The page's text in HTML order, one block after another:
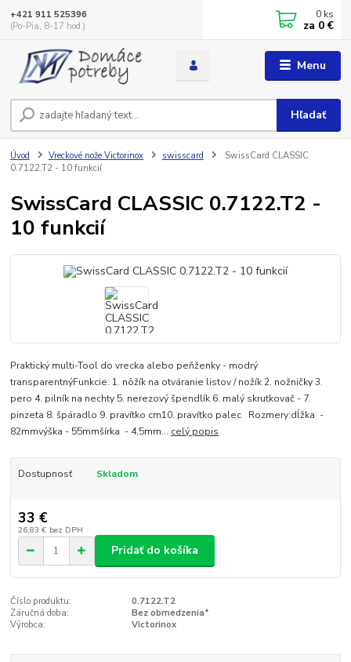
Menu
Hľadať
+421 911 525396
(Po-Pia, 8-17 hod.)
0 ks
za 0 €
Úvod Vreckové nože Victorinox swisscard
SwissCard CLASSIC
0.7122.T2 - 10 funkcií
SwissCard CLASSIC 0.7122.T2 -
10 funkcií
Praktický multi-Tool do vrecka alebo peňženky - modrý
transparentnýFunkcie: 1. nôžík na otváranie listov / nožík 2. nožničky 3.
pero 4. pilník na nechty 5. nerezový špendlík 6. malý skrutkovač - 7.
pinzeta 8. špáradlo 9. pravítko cm10. pravítko palec Rozmery:dĺžka -
82mmvýška - 55mmšírka - 4,5mm... celý popis
Dostupnosť Skladom
33 €
26,83 € bez DPH
Pridať do košíka
Číslo produktu:
0.7122.T2
Záručná doba:
Bez obmedzenia*
Výrobca:
Victorinox